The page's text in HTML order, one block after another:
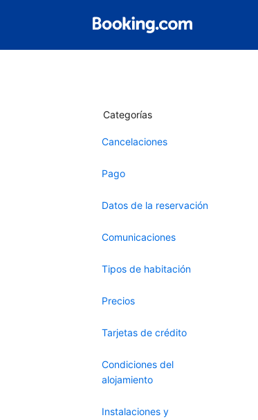
Categorías
Cancelaciones
Pago
Datos de la reservación
Comunicaciones
Tipos de habitación
Precios
Tarjetas de crédito
Condiciones del
alojamiento
Instalaciones y